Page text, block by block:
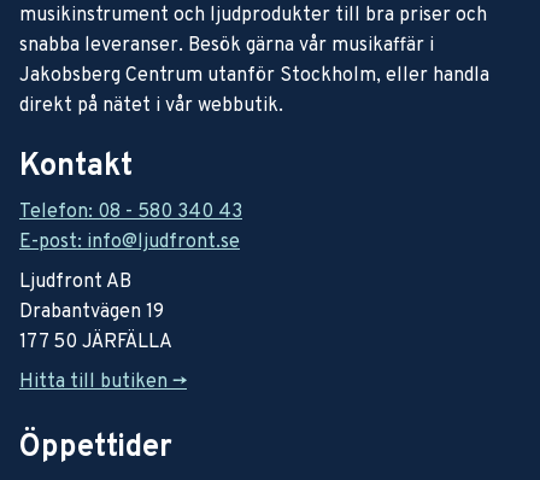
musikinstrument och ljudprodukter till bra priser och
snabba leveranser. Besök gärna vår musikaffär i
Jakobsberg Centrum utanför Stockholm, eller handla
direkt på nätet i vår webbutik.
Kontakt
Telefon: 08 - 580 340 43
E-post: info@ljudfront.se
Ljudfront AB
Drabantvägen 19
177 50 JÄRFÄLLA
Hitta till butiken ->
Öppettider